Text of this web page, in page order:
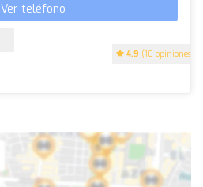
4.9 (10 opiniones)
Ver teléfono